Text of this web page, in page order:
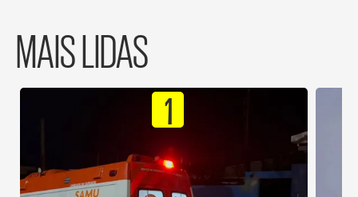
MAIS LIDAS
1